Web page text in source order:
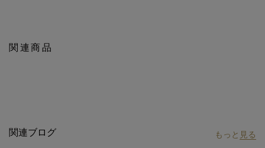
関連商品
関連ブログ もっと 見る